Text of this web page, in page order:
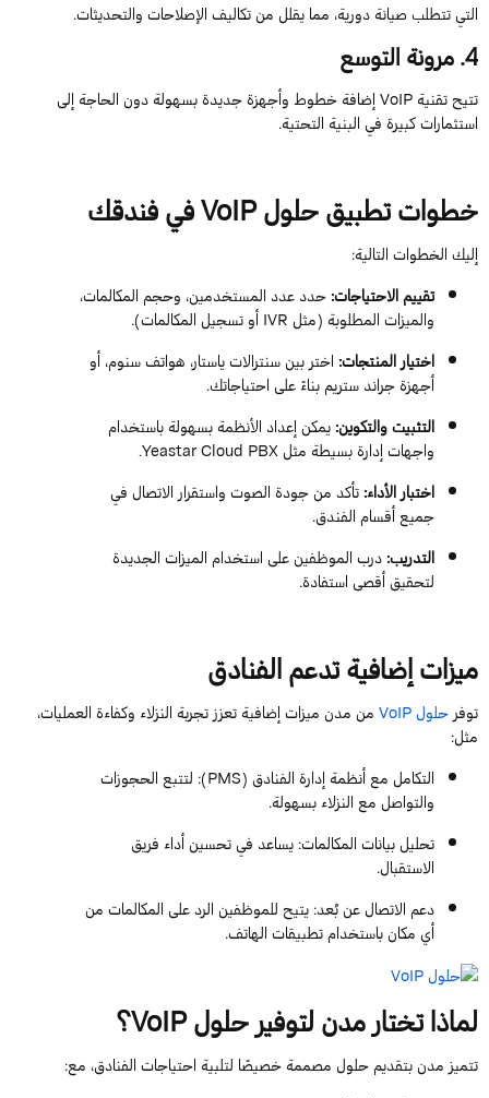
التي تتطلب صيانة دورية، مما يقلل من تكاليف الإصلاحات والتحديثات.
4. مرونة التوسع
تتيح تقنيةVoIPإضافة خطوط وأجهزة جديدة بسهولة دون الحاجة إلى
استثمارات كبيرة في البنية التحتية.
خطوات تطبيق حلولVoIPفي فندقك
إليك الخطوات التالية:
تقييم الاحتياجات:حدد عدد المستخدمين، وحجم المكالمات،
والميزات المطلوبة (مثلIVRأو تسجيل المكالمات).
اختيار المنتجات: اختر بين سنترالاتياستار، هواتفسنوم، أو
أجهزة جراند ستريم بناءً على احتياجاتك.
التثبيت والتكوين:يمكن إعداد الأنظمة بسهولة باستخدام
واجهات إدارة بسيطة مثل YeastarCloud PBX.
اختبار الأداء:تأكد من جودة الصوت واستقرار الاتصال في
جميع أقسام الفندق.
التدريب:درب الموظفين على استخدام الميزات الجديدة
لتحقيق أقصى استفادة.
ميزات إضافية تدعم الفنادق
توفرحلولVoIPمن مدن ميزات إضافية تعزز تجربة النزلاء وكفاءة العمليات،
مثل:
التكامل مع أنظمة إدارة الفنادق (PMS
): لتتبع الحجوزات
والتواصل مع النزلاء بسهولة.
تحليل بيانات المكالمات: يساعد في تحسين أداء فريق
الاستقبال.
دعم الاتصال عن بُعد: يتيح للموظفين الرد على المكالمات من
أي مكان باستخدام تطبيقات الهاتف.
لماذا تختار مدن لتوفير حلولVoIP؟
تتميز مدن بتقديم حلول مصممة خصيصًا لتلبية احتياجات الفنادق، مع: